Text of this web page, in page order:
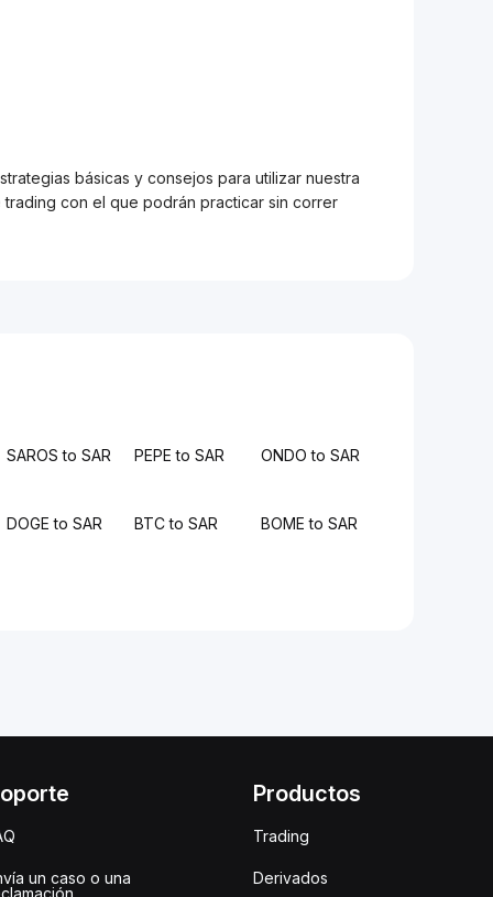
básicas y consejos para utilizar nuestra
con el que podrán practicar sin correr
SAROS to SAR PEPE to SAR ONDO to SAR
DOGE to SAR BTC to SAR BOME to SAR
un caso o una
Productos
Trading
Derivados